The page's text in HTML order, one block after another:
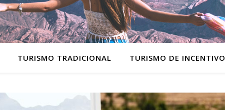
TURISMO TRADICIONAL TURISMO DE INCENTIVO